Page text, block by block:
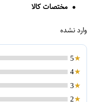
مختصات کالا
وارد نشده
5
4
3
2